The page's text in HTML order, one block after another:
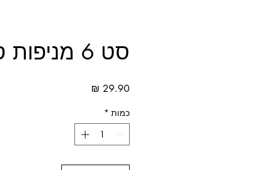
סט 6 מניפות סגול לבן
כמות *